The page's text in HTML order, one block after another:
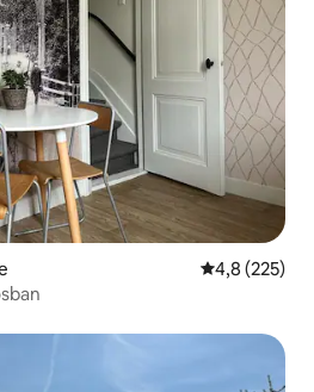
Átlagos
4,8 (225)